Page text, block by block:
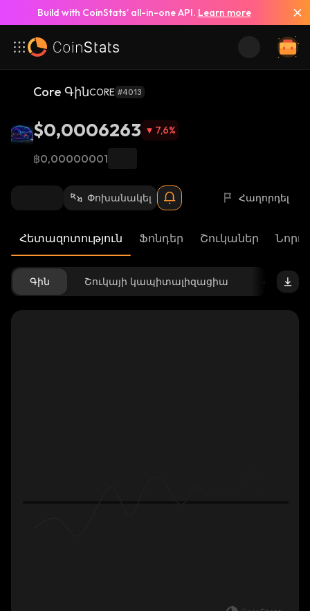
Build with CoinStats’ all-in-one API. Learn more
Core ԳինCORE #4013
$0,0006263 7,6%
฿0,00000001
Փոխանակել Հաղորդել
Հետազոտություն Ֆոնդեր Շուկաներ
Գին Շուկայի կապիտալիզացիա